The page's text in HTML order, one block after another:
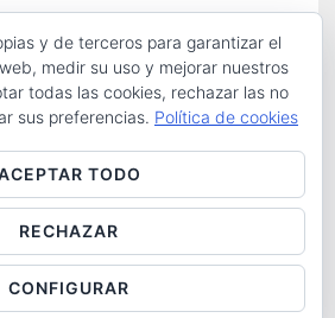
|COOKIES POLICY
y de terceros para garantizar el
medir su uso y mejorar nuestros
todas las cookies, rechazar las no
sus preferencias. Política de cookies
TODO
RECHAZAR
CONFIGURAR